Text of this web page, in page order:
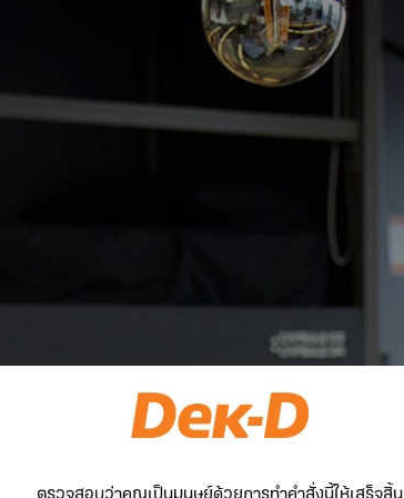
ตรวจสอบว่าคุณเป็นมนุษย์ด้วยการทำคำสั่งนี้ให้เสร็จสิ้น